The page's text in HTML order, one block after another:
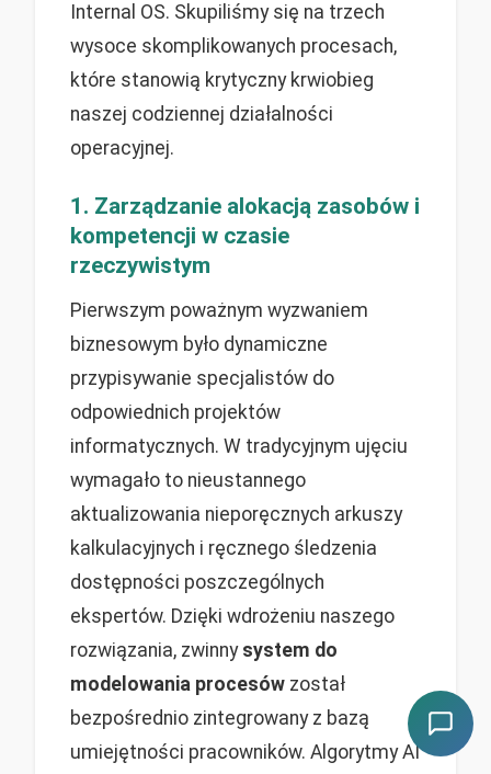
Internal OS. Skupiliśmy się na trzech
wysoce skomplikowanych procesach,
które stanowią krytyczny krwiobieg
naszej codziennej działalności
operacyjnej.
1. Zarządzanie alokacją zasobów i
kompetencji w czasie
rzeczywistym
Pierwszym poważnym wyzwaniem
biznesowym było dynamiczne
przypisywanie specjalistów do
odpowiednich projektów
informatycznych. W tradycyjnym ujęciu
wymagało to nieustannego
aktualizowania nieporęcznych arkuszy
kalkulacyjnych i ręcznego śledzenia
dostępności poszczególnych
ekspertów. Dzięki wdrożeniu naszego
rozwiązania, zwinny system do
modelowania procesów został
bezpośrednio zintegrowany z bazą
umiejętności pracowników. Algorytmy AI